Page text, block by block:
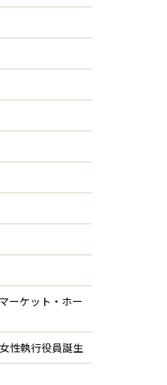
ーケット・ホー
性執行役員誕生